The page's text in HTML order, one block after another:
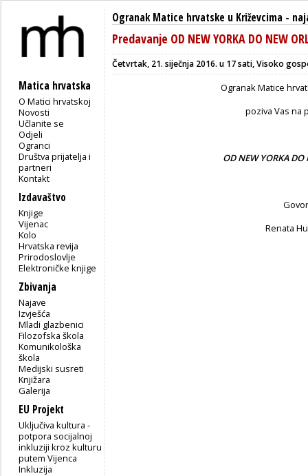
Matica hrvatska
O Matici hrvatskoj
Novosti
Učlanite se
Odjeli
Ogranci
Društva prijatelja i
partneri
Kontakt
Izdavaštvo
Knjige
Vijenac
Kolo
Hrvatska revija
Prirodoslovlje
Elektroničke knjige
Zbivanja
Najave
Izvješća
Mladi glazbenici
Filozofska škola
Komunikološka
škola
Medijski susreti
Knjižara
Galerija
EU Projekt
Uključiva kultura -
potpora socijalnoj
inkluziji kroz kulturu
putem Vijenca
Inkluzija
Ogranak Matice hrvatske u Križevcima -
Predavanje OD NEW YORKA DO NEW
Četvrtak, 21. siječnja 2016. u 17 sati, Visoko
Ogranak Matice
poziva Vas na
OD NEW YORKA DO
Renata